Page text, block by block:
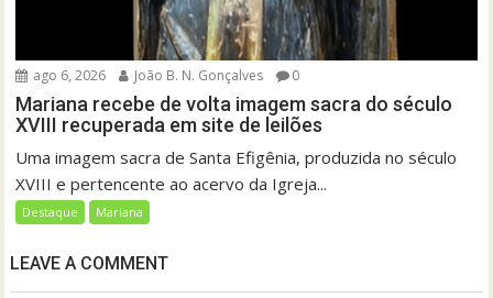
ago 6, 2026 João B. N. Gonçalves 0
Mariana recebe de volta imagem sacra do século
XVIII recuperada em site de leilões
Uma imagem sacra de Santa Efigênia, produzida no século
XVIII e pertencente ao acervo da Igreja...
Destaque Mariana
LEAVE A COMMENT